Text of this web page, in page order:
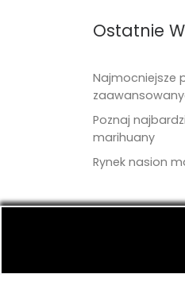
Ostatnie
Najmocniejsze
Poznaj
marihuany
Rynek nasion